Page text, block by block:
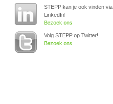
STEPP kan je ook vinden via
LinkedIn!
Bezoek ons
Volg STEPP op Twitter!
Bezoek ons